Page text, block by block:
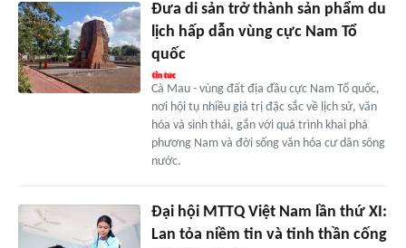
Đưa di sản trở thành sản phẩm du
lịch hấp dẫn vùng cực Nam Tổ
quốc
Cà Mau - vùng đất địa đầu cực Nam Tổ quốc,
nơi hội tụ nhiều giá trị đặc sắc về lịch sử, văn
hóa và sinh thái, gắn với quá trình khai phá
phương Nam và đời sống văn hóa cư dân sông
nước.
Đại hội MTTQ Việt Nam lần thứ XI:
Lan tỏa niềm tin và tinh thần cống